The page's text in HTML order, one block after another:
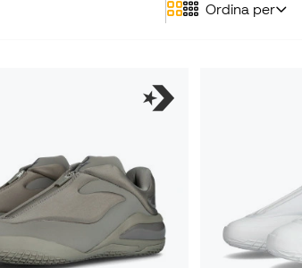
Ordina per